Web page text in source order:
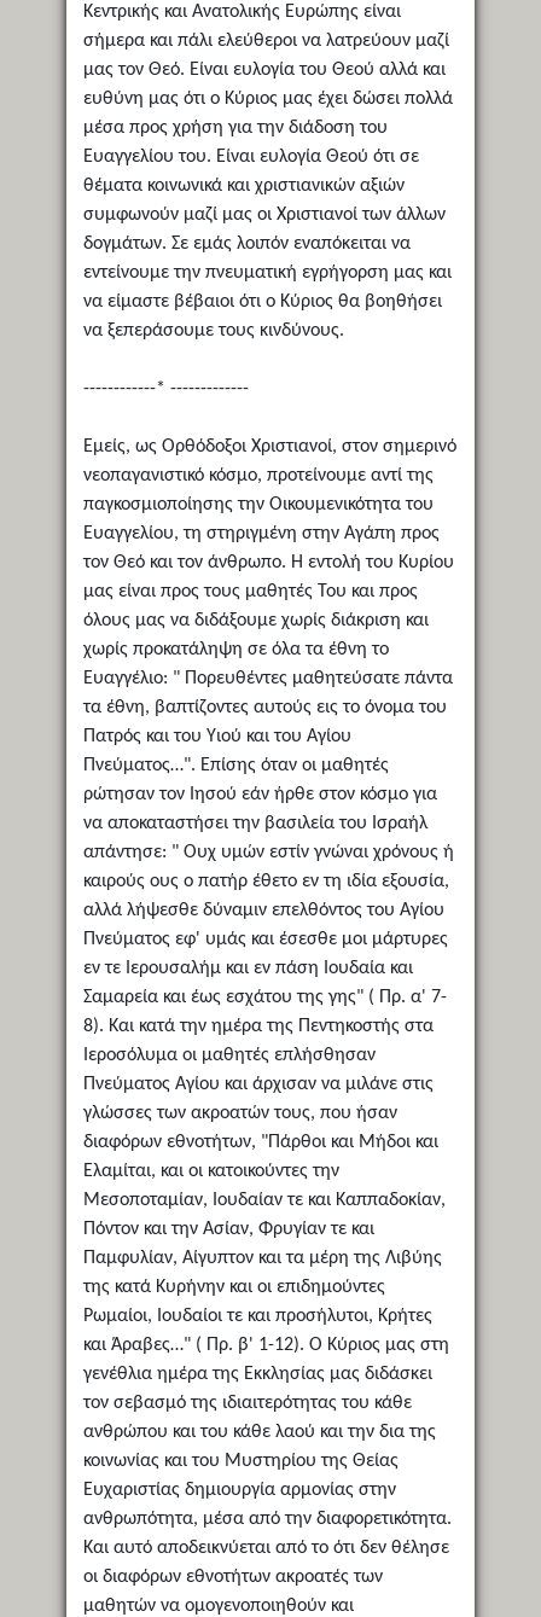
Κεντρικής και Ανατολικής Ευρώπης είναι
σήμερα και πάλι ελεύθεροι να λατρεύουν μαζί
μας τον Θεό. Είναι ευλογία του Θεού αλλά και
ευθύνη μας ότι ο Κύριος μας έχει δώσει πολλά
μέσα προς χρήση για την διάδοση του
Ευαγγελίου του. Είναι ευλογία Θεού ότι σε
θέματα κοινωνικά και χριστιανικών αξιών
συμφωνούν μαζί μας οι Χριστιανοί των άλλων
δογμάτων. Σε εμάς λοιπόν εναπόκειται να
εντείνουμε την πνευματική εγρήγορση μας και
να είμαστε βέβαιοι ότι ο Κύριος θα βοηθήσει
να ξεπεράσουμε τους κινδύνους.
------------* -------------
Εμείς, ως Ορθόδοξοι Χριστιανοί, στον σημερινό
νεοπαγανιστικό κόσμο, προτείνουμε αντί της
παγκοσμιοποίησης την Οικουμενικότητα του
Ευαγγελίου, τη στηριγμένη στην Αγάπη προς
τον Θεό και τον άνθρωπο. Η εντολή του Κυρίου
μας είναι προς τους μαθητές Του και προς
όλους μας να διδάξουμε χωρίς διάκριση και
χωρίς προκατάληψη σε όλα τα έθνη το
Ευαγγέλιο: " Πορευθέντες μαθητεύσατε πάντα
τα έθνη, βαπτίζοντες αυτούς εις το όνομα του
Πατρός και του Υιού και του Αγίου
Πνεύματος…". Επίσης όταν οι μαθητές
ρώτησαν τον Ιησού εάν ήρθε στον κόσμο για
να αποκαταστήσει την βασιλεία του Ισραήλ
απάντησε: " Ουχ υμών εστίν γνώναι χρόνους ή
καιρούς ους ο πατήρ έθετο εν τη ιδία εξουσία,
αλλά λήψεσθε δύναμιν επελθόντος του Αγίου
Πνεύματος εφ' υμάς και έσεσθε μοι μάρτυρες
εν τε Ιερουσαλήμ και εν πάση Ιουδαία και
Σαμαρεία και έως εσχάτου της γης" ( Πρ. α' 7-
8). Και κατά την ημέρα της Πεντηκοστής στα
Ιεροσόλυμα οι μαθητές επλήσθησαν
Πνεύματος Αγίου και άρχισαν να μιλάνε στις
γλώσσες των ακροατών τους, που ήσαν
διαφόρων εθνοτήτων, "Πάρθοι και Μήδοι και
Ελαμίται, και οι κατοικούντες την
Μεσοποταμίαν, Ιουδαίαν τε και Καππαδοκίαν,
Πόντον και την Ασίαν, Φρυγίαν τε και
Παμφυλίαν, Αίγυπτον και τα μέρη της Λιβύης
της κατά Κυρήνην και οι επιδημούντες
Ρωμαίοι, Ιουδαίοι τε και προσήλυτοι, Κρήτες
και Άραβες…" ( Πρ. β' 1-12). Ο Κύριος μας στη
γενέθλια ημέρα της Εκκλησίας μας διδάσκει
τον σεβασμό της ιδιαιτερότητας του κάθε
ανθρώπου και του κάθε λαού και την δια της
κοινωνίας και του Μυστηρίου της Θείας
Ευχαριστίας δημιουργία αρμονίας στην
ανθρωπότητα, μέσα από την διαφορετικότητα.
Και αυτό αποδεικνύεται από το ότι δεν θέλησε
οι διαφόρων εθνοτήτων ακροατές των
μαθητών να ομογενοποιηθούν και